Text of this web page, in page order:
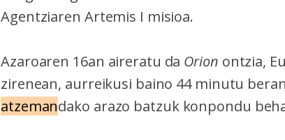
Agentziaren Artemis I misioa.
Azaroaren 16an aireratu da Orion ontzia,
zirenean, aurreikusi baino 44 minutu
atzemandako arazo batzuk konpondu